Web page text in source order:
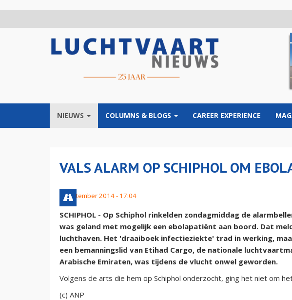
NIEUWS COLUMNS & BLOGS CAREER EXPERIENCE
VALS ALARM OP SCHIPHOL OM
7 september 2014 - 17:04
SCHIPHOL - Op Schiphol rinkelden zondagmiddag de
was geland met mogelijk een ebolapatiënt aan boord. Dat
luchthaven. Het 'draaiboek infectieziekte' trad in werking,
een bemanningslid van Etihad Cargo, de nationale
Arabische Emiraten, was tijdens de vlucht onwel geworden.
Volgens de arts die hem op Schiphol onderzocht, ging het niet om
(c) ANP